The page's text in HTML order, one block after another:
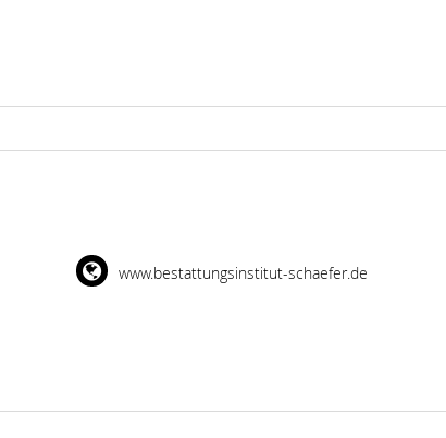
www.bestattungsinstitut-schaefer.de